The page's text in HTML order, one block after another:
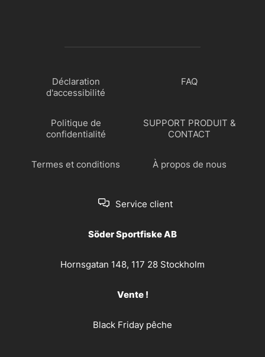
Déclaration
d'accessibilité
FAQ
Politique de
confidentialité
SUPPORT PRODUIT &
CONTACT
Termes et conditions À propos de nous
Service client
Söder Sportfiske AB
Hornsgatan 148, 117 28 Stockholm
Vente !
Black Friday pêche